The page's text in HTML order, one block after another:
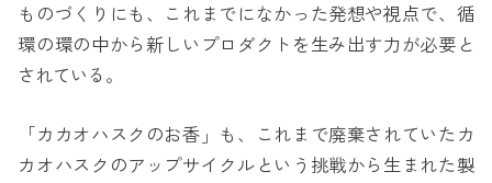
ものづくりにも、これまでになかった発想や視点で、循
環の環の中から新しいプロダクトを生み出す力が必要と
されている。
「カカオハスクのお香」も、これまで廃棄されていたカ
カオハスクのアップサイクルという挑戦から生まれた製